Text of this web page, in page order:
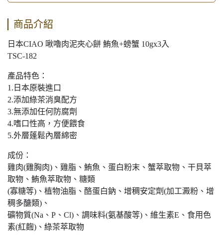
商品介紹
日本CIAO 啾嚕肉泥夾心餅 鮪魚+螃蟹 10gx3入
TSC-182
產品特色：
1.日本原裝進口
2.添加綠茶消臭配方
3.無添加任何防腐劑
4.嗜口性高，方便餵食
5.外層蓬鬆內層綿密
成份：
雞肉(雞胸肉)、雞脂、鮪魚、蛋白粉末、蟹萃取物、干貝萃
取物、鮪魚萃取物、糖類
(寡糖等)、植物油脂、酪蛋白鈉、增稠安定劑(加工澱粉、增
稠多醣類)、
礦物質(Na、P、Cl)、調味料(氨基酸等)、維生素E、食用色
素(紅麴)、綠茶萃取物